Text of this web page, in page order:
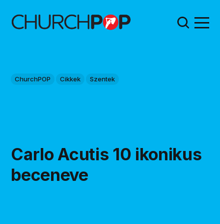
ChurchPOP Cikkek Szentek
Carlo Acutis 10 ikonikus
beceneve